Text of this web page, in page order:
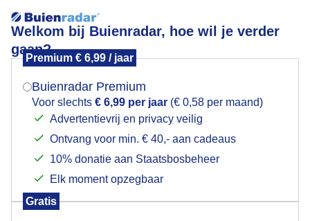
Welkom bij Buienradar, hoe wil je verder
gaan?
Premium € 6,99 / jaar
Buienradar Premium
Voor slechts € 6,99 per jaar (€ 0,58 per maand)
Advertentievrij en privacy veilig
Ontvang voor min. € 40,- aan cadeaus
10% donatie aan Staatsbosbeheer
Elk moment opzegbaar
Gratis
Bewolkt en miezerregen vanmorgen in Simpelveld
Mogen we je locatie gebruiken voor het
Indien je hier nog geen akkoord op hebt gegeven,
verschijnt er zo een pop-up uit je browser waarin
Is goed, toon de popup